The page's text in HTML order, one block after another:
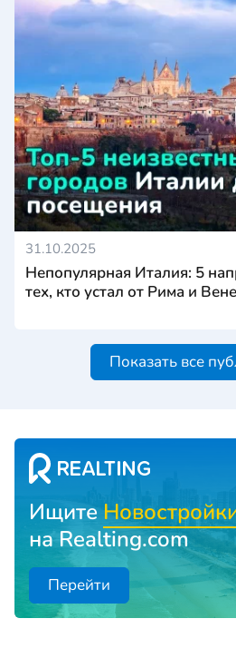
31.10.2025
Непопулярная Италия: 5
тех, кто устал от Рима и
Показать все
Ищите
на Realting.com
Перейти